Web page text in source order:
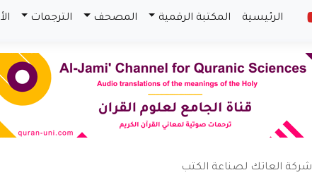
الرئيسية المكتبة الرقمية المصحف الترجمات
شركة العاتك لصناعة الكتب